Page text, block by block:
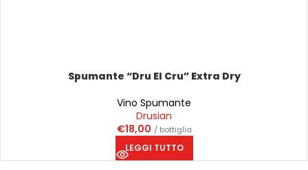
Spumante “Dru El Cru” Extra Dry
Vino Spumante
Drusian
€18,00 / bottiglia
LEGGI TUTTO